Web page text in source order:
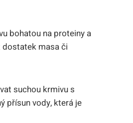
bohatou na proteiny a
masa či
suchou krmivu s
přísun vody, která je